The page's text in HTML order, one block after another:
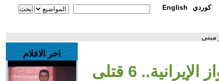
English كوردي
- انفجار مروع يهز الأهواز الإيرانية.. 6 قتلى
اخر الافلام